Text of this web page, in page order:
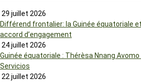
29 juillet 2026
Différend frontalier: la Guinée équatoriale
accord d’engagement
24 juillet 2026
Guinée équatoriale : Thérèsa Nnang Avomo
Servicios
22 juillet 2026